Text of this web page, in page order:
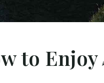
to Enjoy